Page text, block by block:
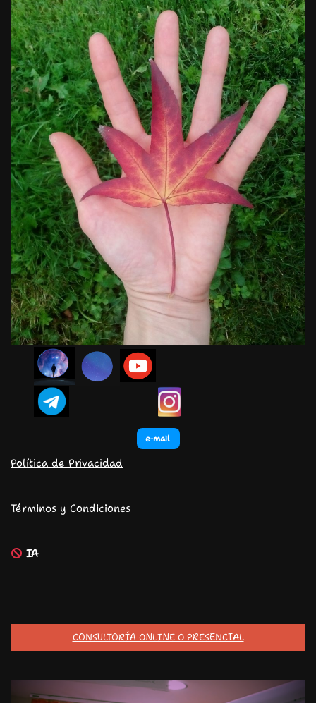
e-mail
Política de Privacidad
Términos y Condiciones
IA
CONSULTORÍA ONLINE O PRESENCIAL